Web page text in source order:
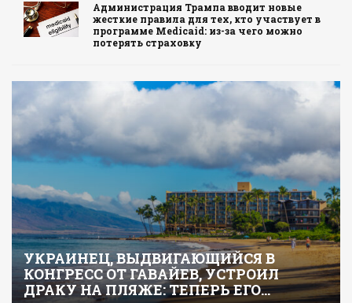
Администрация Трампа вводит новые
жесткие правила для тех, кто участвует в
программе Medicaid: из-за чего можно
потерять страховку
УКРАИНЕЦ, ВЫДВИГАЮЩИЙСЯ В
КОНГРЕСС ОТ ГАВАЙЕВ, УСТРОИЛ
ДРАКУ НА ПЛЯЖЕ: ТЕПЕРЬ ЕГО…